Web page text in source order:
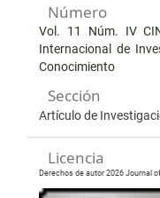
Número
Vol. 11 Núm. IV
Internacional de
Conocimiento
Sección
Artículo de
Licencia
Derechos de autor 2026 Journal